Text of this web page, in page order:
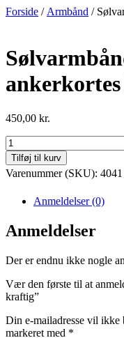
Videre
Forside / Armbånd /
450,00 kr.
Sølvarmbånd
panser
eller
ankerkortes
antal
Tilføj til kurv
Varenummer (SKU): 4041
Anmeldelser (0)
Anmeldelser
Der er endnu ikke nogle
Vær den første til at
kraftig”
Din e-mailadresse vil ikke
markeret med *